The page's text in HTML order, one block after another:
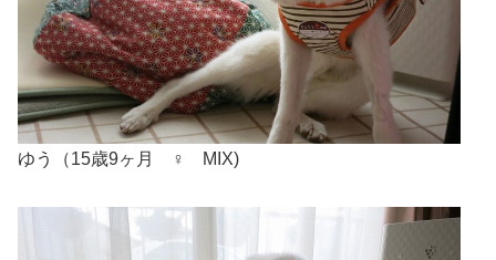
ゆう（15歳9ヶ月 ♀ MIX)